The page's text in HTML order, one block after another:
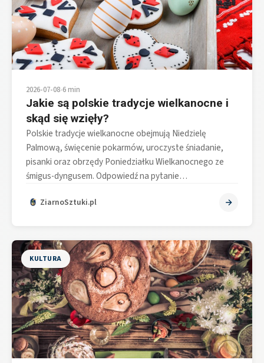
2026-07-08•6 min
Jakie są polskie tradycje wielkanocne i
skąd się wzięły?
Polskie tradycje wielkanocne obejmują Niedzielę
Palmową, święcenie pokarmów, uroczyste śniadanie,
pisanki oraz obrzędy Poniedziałku Wielkanocnego ze
śmigus-dyngusem. Odpowiedź na pytanie…
ZiarnoSztuki.pl
KULTURA